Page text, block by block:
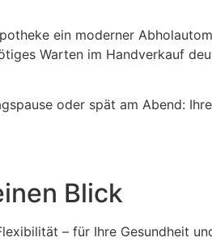
ein moderner
Warten im Handverkauf
oder spät am Abend:
Blick
– für Ihre Gesundheit